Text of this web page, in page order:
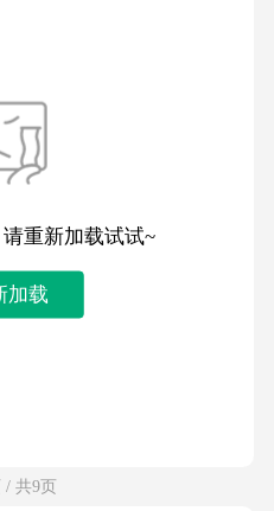
重新加载试试~
加载
/ 共9页